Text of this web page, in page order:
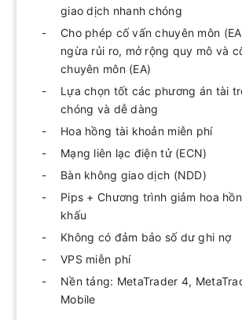
giao dịch nhanh chóng
Cho phép cố vấn chuyên môn
ngừa rủi ro, mở rộng quy mô và
chuyên môn (EA)
Lựa chọn tốt các phương án tài
chóng và dễ dàng
Hoa hồng tài khoản miễn phí
Mạng liên lạc điện tử (ECN)
Bàn không giao dịch (NDD)
Pips + Chương trình giảm hoa
khấu
Không có đảm bảo số dư ghi nợ
VPS miễn phí
Nền tảng: MetaTrader 4,
Mobile